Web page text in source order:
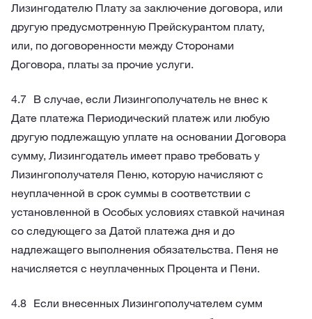
Лизингодателю Плату за заключение договора, или
другую предусмотренную Прейскурантом плату,
или, по договоренности между Сторонами
Договора, платы за прочие услуги.
В случае, если Лизингополучатель не внес к
Дате платежа Периодический платеж или любую
другую подлежащую уплате на основании Договора
сумму, Лизингодатель имеет право требовать у
Лизингополучателя Пеню, которую начисляют с
неуплаченной в срок суммы в соответствии с
установленной в Особых условиях ставкой начиная
со следующего за Датой платежа дня и до
надлежащего выполнения обязательства. Пеня не
начисляется с неуплаченных Процента и Пени.
Если внесенных Лизингополучателем сумм